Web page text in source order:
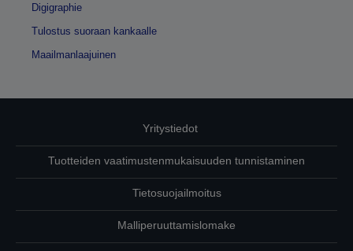
Digigraphie
Tulostus suoraan kankaalle
Maailmanlaajuinen
Yritystiedot
Tuotteiden vaatimustenmukaisuuden tunnistaminen
Tietosuojailmoitus
Malliperuuttamislomake